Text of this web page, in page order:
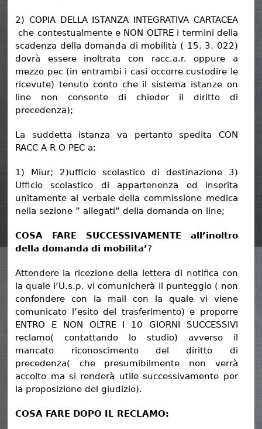
2) COPIA DELLA ISTANZA INTEGRATIVA CARTACEA
che contestualmente e NON OLTRE i termini della
scadenza della domanda di mobilità ( 15. 3. 022)
dovrà essere inoltrata con racc.a.r. oppure a
mezzo pec (in entrambi i casi occorre custodire le
ricevute) tenuto conto che il sistema istanze on
line non consente di chieder il diritto di
precedenza);
La suddetta istanza va pertanto spedita CON
RACC A R O PEC a:
1) Miur; 2)ufficio scolastico di destinazione 3)
Ufficio scolastico di appartenenza ed inserita
unitamente al verbale della commissione medica
nella sezione ” allegati” della domanda on line;
COSA FARE SUCCESSIVAMENTE all’inoltro
della domanda di mobilita’?
Attendere la ricezione della lettera di notifica con
la quale l’U.s.p. vi comunicherà il punteggio ( non
confondere con la mail con la quale vi viene
comunicato l’esito del trasferimento) e proporre
ENTRO E NON OLTRE I 10 GIORNI SUCCESSIVI
reclamo( contattando lo studio) avverso il
mancato riconoscimento del diritto di
precedenza( che presumibilmente non verrà
accolto ma si renderà utile successivamente per
la proposizione del giudizio).
COSA FARE DOPO IL RECLAMO: